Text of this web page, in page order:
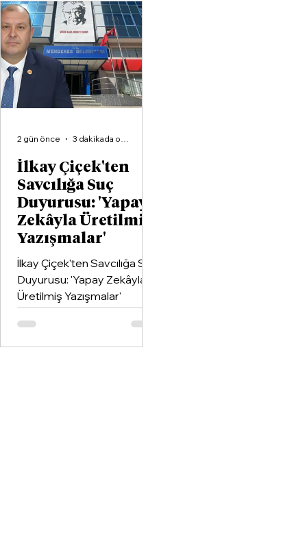
organizasyonlarından
Aliağa KZY Spor Kulübü,
voleybol branşında güçlerini
birleştiren kapsamlı bir iş
birliği protokolüne imza attı.
İlkay Çiçek'ten
Savcılığa Suç
Duyurusu: 'Yapay
Zekâyla Üretilmiş
Yazışmalar'
İlkay Çiçek'ten Savcılığa Suç
Duyurusu: 'Yapay Zekâyla
Üretilmiş Yazışmalar'
2 gün önce 3 dakikada okunur